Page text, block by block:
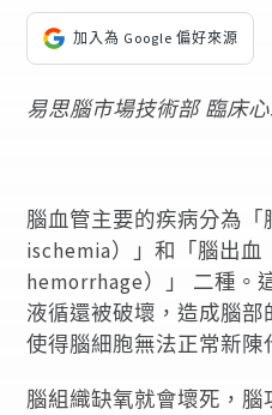
加入為 Google 偏好來源
易思腦市場技術部 臨床
腦血管主要的疾病分為
ischemia）」和「腦出血
hemorrhage）」 二種。
液循還被破壞，造成腦部
使得腦細胞無法正常新陳
腦組織缺氧就會壞死，腦